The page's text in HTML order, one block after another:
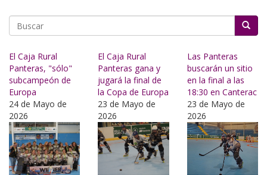
El Caja Rural
Panteras, "sólo"
subcampeón de
Europa
24 de Mayo de
2026
El Caja Rural
Panteras gana y
jugará la final de
la Copa de Europa
23 de Mayo de
2026
Las Panteras
buscarán un sitio
en la final a las
18:30 en Canterac
23 de Mayo de
2026